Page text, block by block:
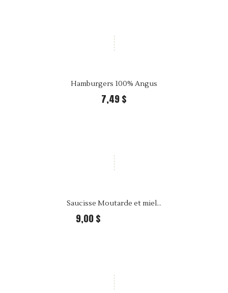
Hamburgers 100% Angus
7,49 $
Saucisse Moutarde et miel...
9,00 $